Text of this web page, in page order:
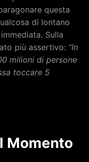
questa
di lontano
Sulla
più assertivo: “In
milioni di persone
toccare 5
Momento